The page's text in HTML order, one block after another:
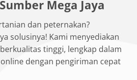
Mega Jaya
dan peternakan?
solusinya! Kami menyediakan
tinggi, lengkap dalam
dengan pengiriman cepat